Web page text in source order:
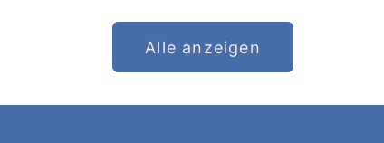
Alle anzeigen